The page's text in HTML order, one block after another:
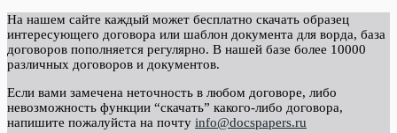
На нашем сайте каждый может бесплатно скачать образец
интересующего договора или шаблон документа для ворда, база
договоров пополняется регулярно. В нашей базе более 10000
различных договоров и документов.
Если вами замечена неточность в любом договоре, либо
невозможность функции “скачать” какого-либо договора,
напишите пожалуйста на почту info@docspapers.ru